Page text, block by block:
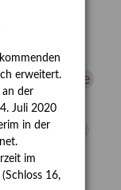
Exlibris
Fotografie
Müller
Heldinnen
erweitert.
an der
Juli 2020
in der
im
(Schloss 16,